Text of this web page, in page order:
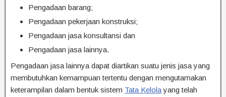
Pengadaan barang;
Pengadaan pekerjaan konstruksi;
Pengadaan jasa konsultansi dan
Pengadaan jasa lainnya.
Pengadaan jasa lainnya dapat diartikan suatu jenis jasa yang
membutuhkan kemampuan tertentu dengan mengutamakan
keterampilan dalam bentuk sistem Tata Kelolayang telah